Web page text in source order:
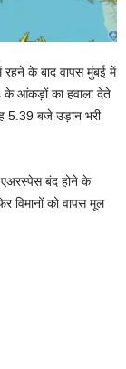
रहने के बाद वापस मुंबई में
के आंकड़ों का हवाला देते
5.39 बजे उड़ान भरी
बंद होने के
विमानों को वापस मूल